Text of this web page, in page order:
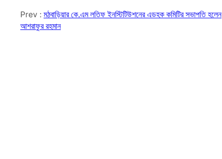
Prev : মঠবাড়িয়ার কে.এম লতিফ ইনস্টিটিউশনের এডহক কমিটির সভাপতি হলেন
আশরাফুর রহমান